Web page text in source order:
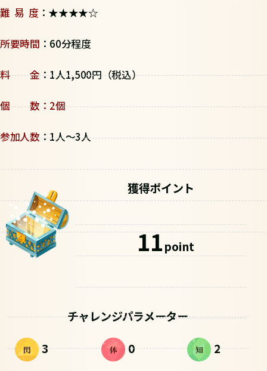
難 易 度：★★★★☆
所要時間 ：60分程度
料 金：1人1,500円（税込）
個 数：2個
参加人数：1人～3人
獲得ポイント
11point
チャレンジパラメーター
3
0 2